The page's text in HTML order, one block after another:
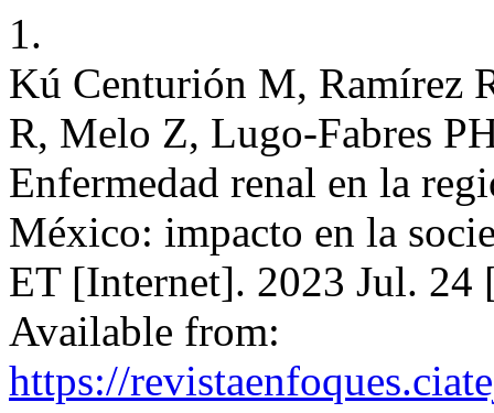
1.
Kú Centurión M, Ramírez
R, Melo Z, Lugo-Fabres
Enfermedad renal en la
México: impacto en la
ET [Internet]. 2023 Jul.
Available from:
https://